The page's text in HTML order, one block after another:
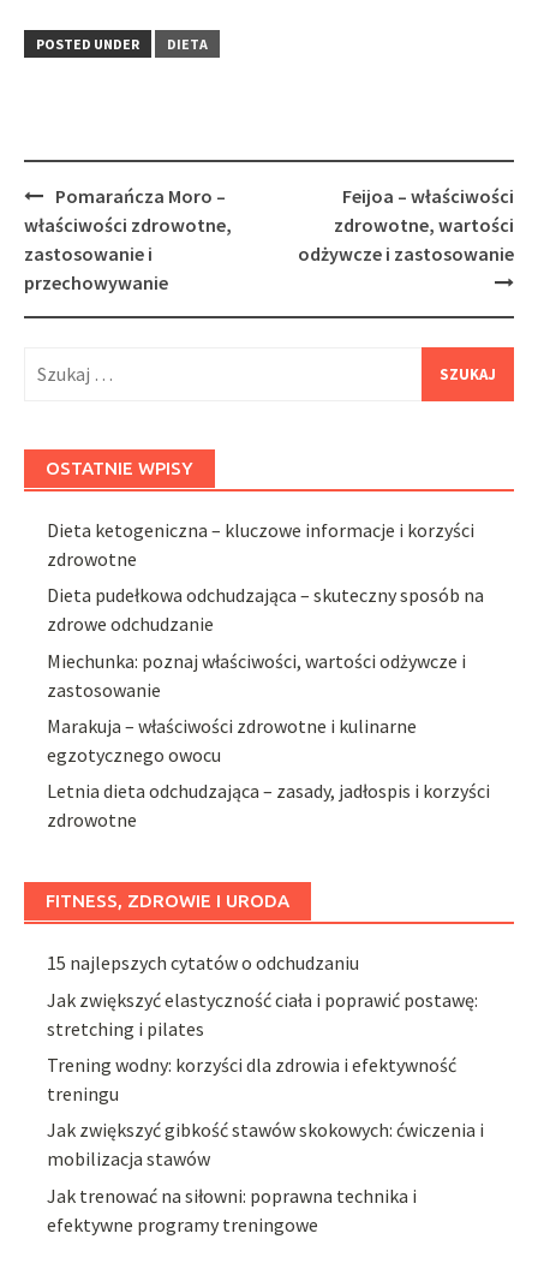
POSTED UNDER DIETA
Post
navigation
Pomarańcza Moro –
właściwości zdrowotne,
zastosowanie i
przechowywanie
Feijoa – właściwości
zdrowotne, wartości
odżywcze i zastosowanie
OSTATNIE WPISY
Dieta ketogeniczna – kluczowe informacje i korzyści
zdrowotne
Dieta pudełkowa odchudzająca – skuteczny sposób na
zdrowe odchudzanie
Miechunka: poznaj właściwości, wartości odżywcze i
zastosowanie
Marakuja – właściwości zdrowotne i kulinarne
egzotycznego owocu
Letnia dieta odchudzająca – zasady, jadłospis i korzyści
zdrowotne
FITNESS, ZDROWIE I URODA
15 najlepszych cytatów o odchudzaniu
Jak zwiększyć elastyczność ciała i poprawić postawę:
stretching i pilates
Trening wodny: korzyści dla zdrowia i efektywność
treningu
Jak zwiększyć gibkość stawów skokowych: ćwiczenia i
mobilizacja stawów
Jak trenować na siłowni: poprawna technika i
efektywne programy treningowe